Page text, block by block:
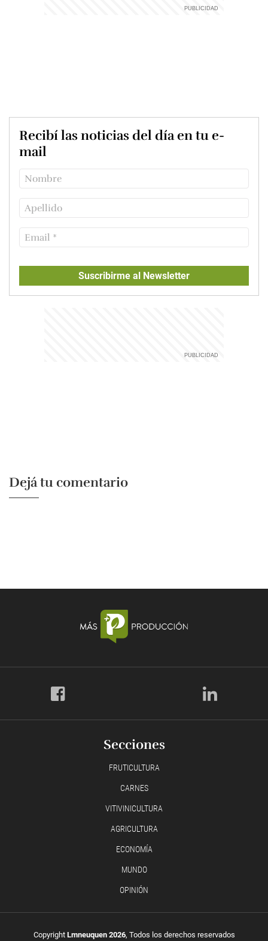
Recibí las noticias del día en tu e-
mail
Suscribirme al Newsletter
Dejá tu comentario
Secciones
FRUTICULTURA
CARNES
VITIVINICULTURA
AGRICULTURA
ECONOMÍA
MUNDO
OPINIÓN
Copyright Lmneuquen 2026, Todos los derechos reservados